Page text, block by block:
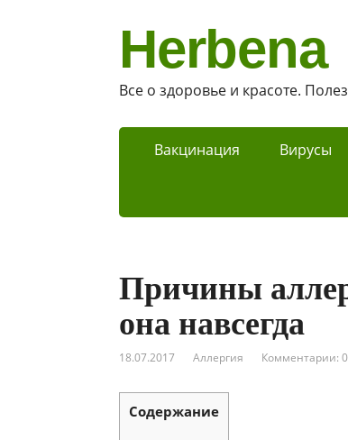
Herbena
Все о здоровье и красоте.
Вакцинация Вирусы
Причины
она навсегда
18.07.2017 Аллергия Комментарии: 0
Содержание